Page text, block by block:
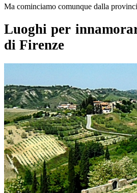
Ma cominciamo comunque dalla
Luoghi per
di Firenze